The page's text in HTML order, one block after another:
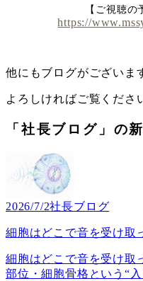
【ご視聴の
https://
他にもブログがございま
よろしければご覧くださ
「社長ブログ」の
2026/7/2社長ブログ
細胞はどこで音を受け取
細胞はどこで音を受け
部位・細胞骨格という“